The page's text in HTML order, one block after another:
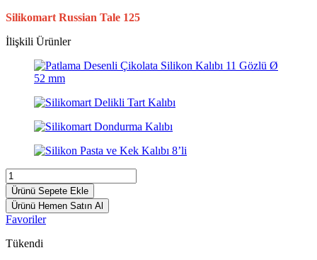
Silikomart Russian Tale 125
İlişkili Ürünler
Ürünü Sepete Ekle
Ürünü Hemen Satın Al
Favoriler
Tükendi